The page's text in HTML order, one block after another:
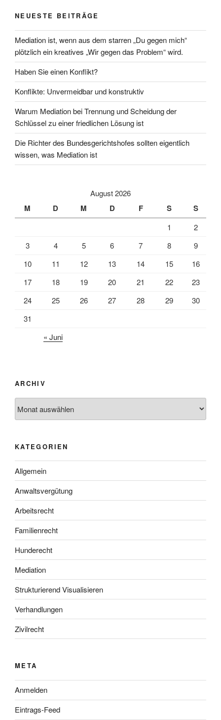
NEUESTE BEITRÄGE
Mediation ist, wenn aus dem starren „Du gegen mich“
plötzlich ein kreatives „Wir gegen das Problem“ wird.
Haben Sie einen Konflikt?
Konflikte: Unvermeidbar und konstruktiv
Warum Mediation bei Trennung und Scheidung der
Schlüssel zu einer friedlichen Lösung ist
Die Richter des Bundesgerichtshofes sollten eigentlich
wissen, was Mediation ist
August 2026
M D M D F S S
1
2
3
4 5 6 7 8
9
10
11 12 13 14 15
16
17
18 19 20 21 22
23
24
25 26 27 28 29
30
31
« Juni
ARCHIV
KATEGORIEN
Allgemein
Anwaltsvergütung
Arbeitsrecht
Familienrecht
Hunderecht
Mediation
Strukturierend Visualisieren
Verhandlungen
Zivilrecht
META
Anmelden
Eintrags-Feed